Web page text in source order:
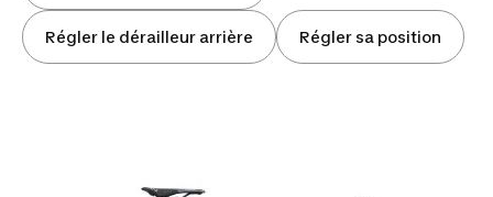
Régler le dérailleur arrière Régler sa position